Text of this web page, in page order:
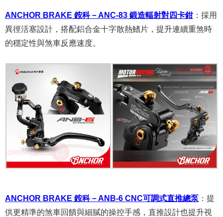
ANCHOR BRAKE 銨科－ANC-83 鍛造輻射對四卡鉗： 採用
異徑活塞設計，搭配鋁合金十字散熱鰭片，提升連續重煞時
的穩定性與煞車反應速度。
ANCHOR BRAKE 銨科－ANB-6 CNC可調式直推總泵 ： 提
供更精準的煞車回饋與細膩的操控手感，直推設計也提升視